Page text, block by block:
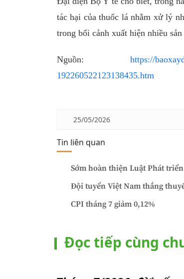
tác hại của thuốc lá nhằm xử lý
trong bối cảnh xuất hiện nhiều
Nguồn: https://
192260522123138435.htm
25/05/2026
Tin liên quan
Sớm hoàn thiện Luật Phát
Đội tuyển Việt Nam thắng
CPI tháng 7 giảm 0,12%
Đọc tiếp cùng